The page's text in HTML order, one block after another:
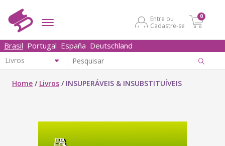
Entre ou
Cadastre-se
0
Brasil Portugal España Deutschland
Home / Livros / INSUPERÁVEIS & INSUBSTITUÍVEIS